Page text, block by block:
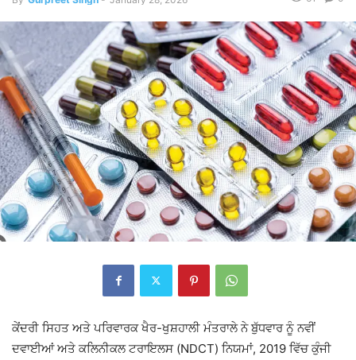
ਕੇਂਦਰੀ ਸਿਹਤ ਅਤੇ ਪਰਿਵਾਰਕ ਖੈਰ-ਖੁਸ਼ਹਾਲੀ ਮੰਤਰਾਲੇ ਨੇ ਬੁੱਧਵਾਰ ਨੂੰ ਨਵੀਂ
ਦਵਾਈਆਂ ਅਤੇ ਕਲਿਨੀਕਲ ਟਰਾਇਲਸ (NDCT) ਨਿਯਮਾਂ, 2019 ਵਿੱਚ ਕੁੰਜੀ